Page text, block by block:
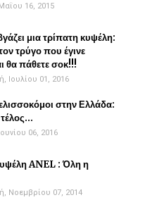
16, 2015
μια τρίπατη κυψέλη:
τρύγο που έγινε
θα πάθετε σοκ!!!
Ιουλίου 01, 2016
στην Ελλάδα:
06, 2016
ANEL : Όλη η
Νοεμβρίου 07, 2014